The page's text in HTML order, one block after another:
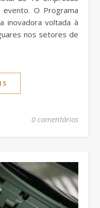
O Programa
inovadora voltada à
nos setores de
0 comentários